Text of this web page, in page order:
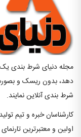
مجله دنیای شرط بندی
دهد، بدون ریسک و بصورت
شرط بندی آنلاین نمایند.
کارشناسان خبره و تیم
اولین و معتبرترین